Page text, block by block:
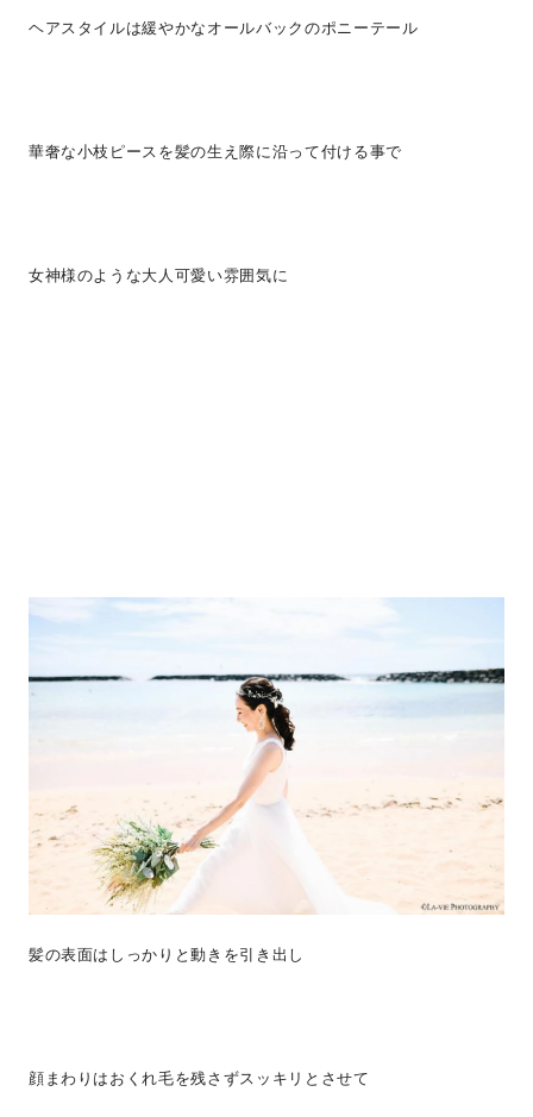
ヘアスタイルは緩やかなオールバックのポニーテール
華奢な小枝ピースを髪の生え際に沿って付ける事で
女神様のような大人可愛い雰囲気に
髪の表面はしっかりと動きを引き出し
顔まわりはおくれ毛を残さずスッキリとさせて